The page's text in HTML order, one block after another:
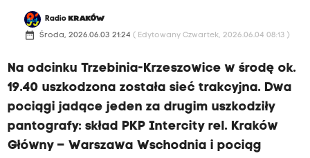
Radio KRAKÓW
date_range Środa, 2026.06.03 21:24 ( Edytowany Czwartek, 2026.06.04 08:13 )
Na odcinku Trzebinia-Krzeszowice w środę ok.
19.40 uszkodzona została sieć trakcyjna. Dwa
pociągi jadące jeden za drugim uszkodziły
pantografy: skład PKP Intercity rel. Kraków
Główny – Warszawa Wschodnia i pociąg